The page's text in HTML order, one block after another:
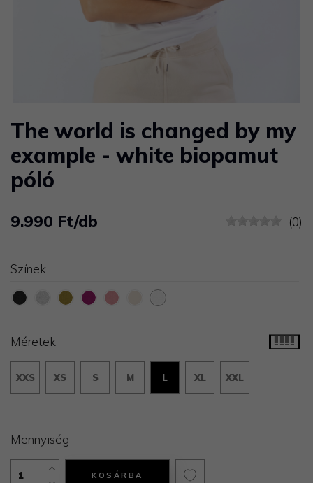
The world is changed by my
example - white biopamut
póló
9.990 Ft/db (0)
Színek
Méretek
XXS XS S M L XL XXL
Mennyiség
KOSÁRBA